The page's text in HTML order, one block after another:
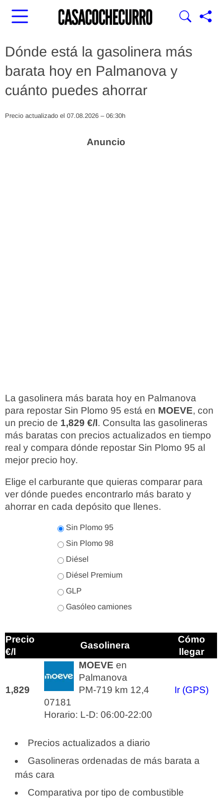
Dónde está la gasolinera más
barata hoy en Palmanova y
cuánto puedes ahorrar
Precio actualizado el 07.08.2026 – 06:30h
La gasolinera más barata hoy en Palmanova
para repostar Sin Plomo 95 está en MOEVE, con
un precio de 1,829 €/l. Consulta las gasolineras
más baratas con precios actualizados en tiempo
real y compara dónde repostar Sin Plomo 95 al
mejor precio hoy.
Elige el carburante que quieras comparar para
ver dónde puedes encontrarlo más barato y
ahorrar en cada depósito que llenes.
Sin Plomo 95
Sin Plomo 98
Diésel
Diésel Premium
GLP
Gasóleo camiones
Precio
€/l
Gasolinera
Cómo
llegar
1,829
MOEVE en
Palmanova
PM-719 km 12,4
07181
Horario: L-D: 06:00-22:00
Ir (GPS)
Precios actualizados a diario
Gasolineras ordenadas de más barata a
más cara
Comparativa por tipo de combustible